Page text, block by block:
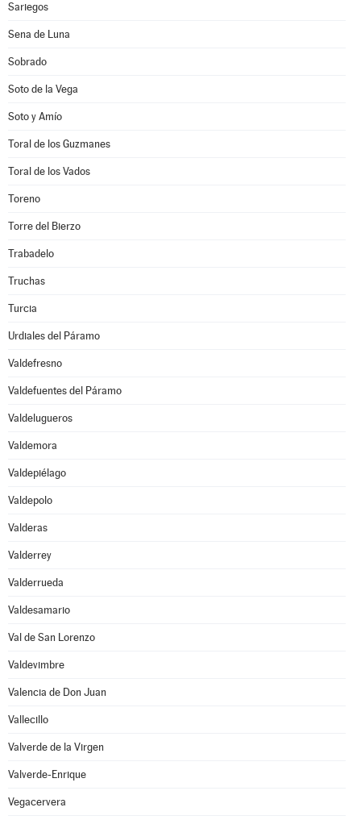
Sariegos
Sena de Luna
Sobrado
Soto de la Vega
Soto y Amío
Toral de los Guzmanes
Toral de los Vados
Toreno
Torre del Bierzo
Trabadelo
Truchas
Turcia
Urdiales del Páramo
Valdefresno
Valdefuentes del Páramo
Valdelugueros
Valdemora
Valdepiélago
Valdepolo
Valderas
Valderrey
Valderrueda
Valdesamario
Val de San Lorenzo
Valdevimbre
Valencia de Don Juan
Vallecillo
Valverde de la Virgen
Valverde-Enrique
Vegacervera